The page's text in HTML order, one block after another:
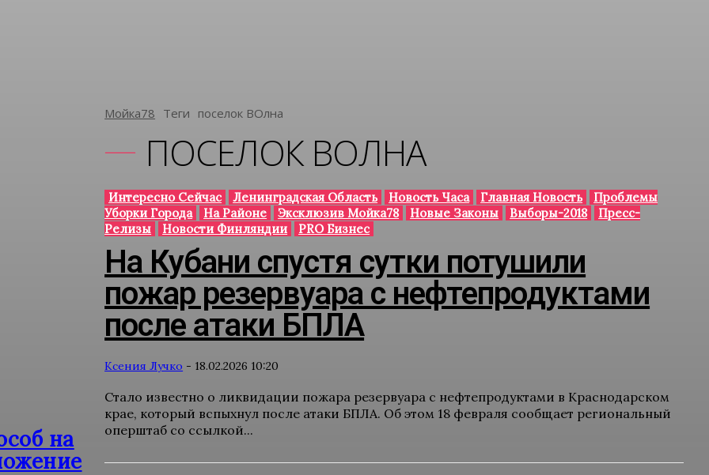
на
Мойка78 Теги Поселок ВОлна
ПОСЕЛОК ВОЛНА
Интересно Сейчас Ленинградская Область Новость Часа Главная Новость
Проблемы
Уборки Города
На Районе Эксклюзив Мойка78 Новые Законы Выборы-2018
Пресс-
Релизы
Новости Финляндии PRO Бизнес
На Кубани спустя сутки потушили
пожар резервуара с нефтепродуктами
после атаки БПЛА
Ксения Лучко - 18.02.2026 10:20
Стало известно о ликвидации пожара резервуара с нефтепродуктами в Краснодарском
крае, который вспыхнул после атаки БПЛА. Об этом 18 февраля сообщает региональный
оперштаб со ссылкой...